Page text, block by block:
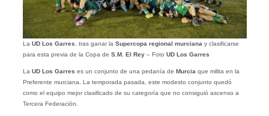
La UD Los Garres , tras ganar la Supercopa regional murciana y clasificarse
para esta previa de la Copa de S.M. El Rey– Foto UD Los Garres
La UD Los Garres es un conjunto de una pedanía de Murcia que milita en la
Preferente murciana. La temporada pasada, este modesto conjunto quedó
como el equipo mejor clasificado de su categoría que no consiguió ascenso a
Tercera Federación.